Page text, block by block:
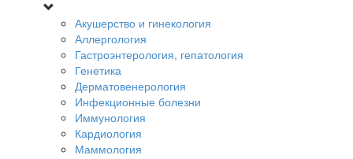
Акушерство и гинекология
Аллергология
Гастроэнтерология, гепатология
Генетика
Дерматовенерология
Инфекционные болезни
Иммунология
Кардиология
Маммология